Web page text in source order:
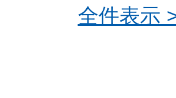
全件表示